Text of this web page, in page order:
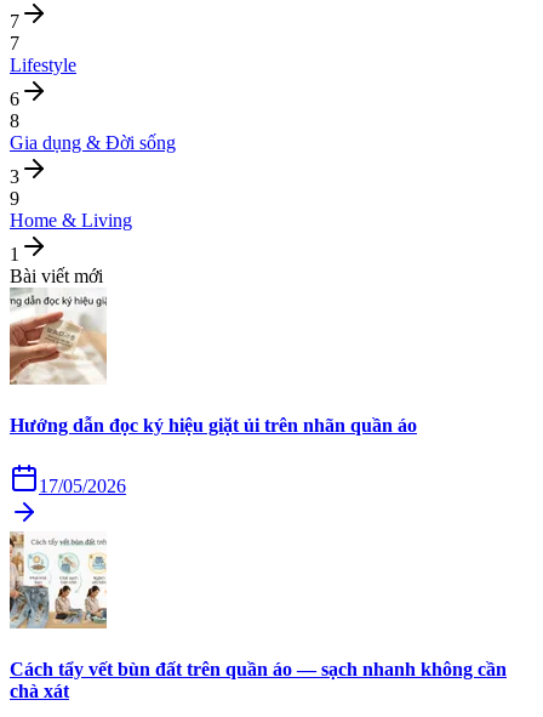
7
7
Lifestyle
6
8
Gia dụng & Đời sống
3
9
Home & Living
1
Bài viết mới
Hướng dẫn đọc ký hiệu giặt ủi trên nhãn quần áo
17/05/2026
Cách tẩy vết bùn đất trên quần áo — sạch nhanh không cần
chà xát